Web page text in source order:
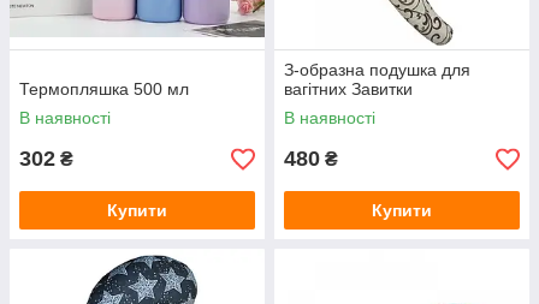
Термопляшка 500 мл
В наявності
302 ₴
Купити
З-образна подушка для
вагітних Завитки
В наявності
480 ₴
Купити